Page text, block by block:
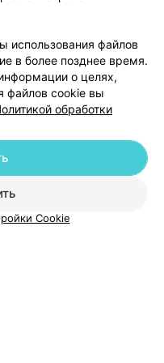
зубы. Вообще,
использования файлов
в более позднее время.
о целях,
файлов cookie вы
обработки
Cookie